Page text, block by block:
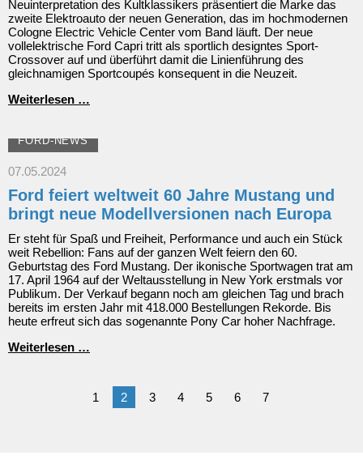
Neuinterpretation des Kultklassikers präsentiert die Marke das
zweite Elektroauto der neuen Generation, das im hochmodernen
Cologne Electric Vehicle Center vom Band läuft. Der neue
vollelektrische Ford Capri tritt als sportlich designtes Sport-
Crossover auf und überführt damit die Linienführung des
gleichnamigen Sportcoupés konsequent in die Neuzeit.
Weiterlesen …
Capri:
vollelektrisches
mit
Power,
Seele
und
Kultfaktor
FORD-NEWS
07.05.2024
Ford feiert weltweit 60 Jahre Mustang und
bringt neue Modellversionen nach Europa
Er steht für Spaß und Freiheit, Performance und auch ein Stück
weit Rebellion: Fans auf der ganzen Welt feiern den 60.
Geburtstag des Ford Mustang. Der ikonische Sportwagen trat am
17. April 1964 auf der Weltausstellung in New York erstmals vor
Publikum. Der Verkauf begann noch am gleichen Tag und brach
bereits im ersten Jahr mit 418.000 Bestellungen Rekorde. Bis
heute erfreut sich das sogenannte Pony Car hoher Nachfrage.
Weiterlesen …
Jahre
1 2 3 4 5 6 7